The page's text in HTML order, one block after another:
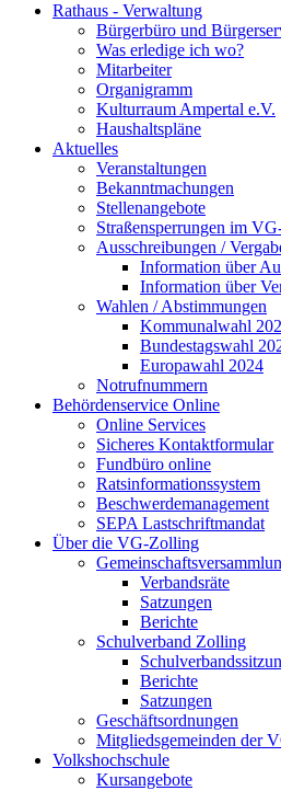
Rathaus - Verwaltung
Bürgerbüro und
Was erledige ich wo?
Mitarbeiter
Organigramm
Kulturraum Ampertal e.V.
Haushaltspläne
Aktuelles
Veranstaltungen
Bekanntmachungen
Stellenangebote
Straßensperrungen im
Ausschreibungen /
Information über
Information über
Wahlen / Abstimmungen
Kommunalwahl
Bundestagswahl
Europawahl 2024
Notrufnummern
Behördenservice Online
Online Services
Sicheres Kontaktformular
Fundbüro online
Ratsinformationssystem
Beschwerdemanagement
SEPA Lastschriftmandat
Über die VG-Zolling
Verbandsräte
Satzungen
Berichte
Schulverband Zolling
Berichte
Satzungen
Geschäftsordnungen
Mitgliedsgemeinden der
Volkshochschule
Kursangebote